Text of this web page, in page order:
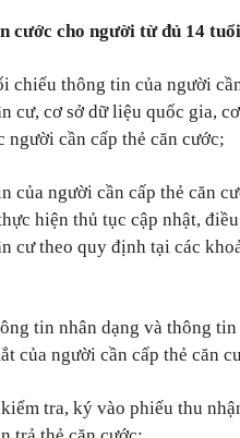
cước cho người từ đủ 14
chiếu thông tin của người
cư, cơ sở dữ liệu quốc gia,
cần cấp thẻ căn cước;
của người cần cấp thẻ căn
hiện thủ tục cập nhật,
cư theo quy định tại các
tin nhân dạng và thông
của người cần cấp thẻ căn
tra, ký vào phiếu thu